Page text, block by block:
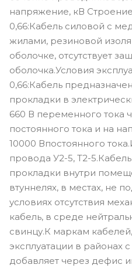
напряжение, кВ
0,66:Кабель силовой с
жилами, резиновой
оболочке, отсутствует
оболочка.Условия
0,66:Кабель
прокладки в
660 В переменного тока
постоянного тока и на
10000 Впостоянного
провода У2-5, Т2-
прокладки внутри
втуннелях, в местах, не
условиях отсутствия
кабель, в среде
свинцу.К маркам
эксплуатации в районах
добавляет через дефис